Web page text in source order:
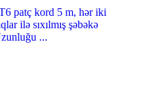
patç kord 5 m, hər iki
ilə sıxılmış şəbəkə
...